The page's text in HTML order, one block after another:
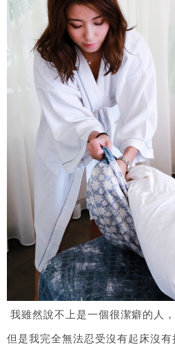
我雖然說不上是一個很潔癖的人
但是我完全無法忍受沒有起床沒有